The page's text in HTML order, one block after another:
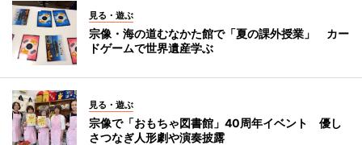
見る・遊ぶ
宗像・海の道むなかた館で「夏の課外授業」 カー
ドゲームで世界遺産学ぶ
見る・遊ぶ
宗像で「おもちゃ図書館」40周年イベント 優し
さつなぎ人形劇や演奏披露